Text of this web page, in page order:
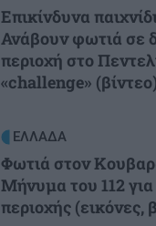
Επικίνδυνα
Ανάβουν φωτιά σε
περιοχή στο
«challenge»
ΕΛΛΑΔΑ
Φωτιά στον
Μήνυμα του 112
περιοχής (εικόνες,